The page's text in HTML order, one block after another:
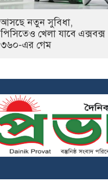
আসছে নতুন সুবিধা,
পিসিতেও খেলা যাবে এক্সবক্স
৩৬০-এর গেম